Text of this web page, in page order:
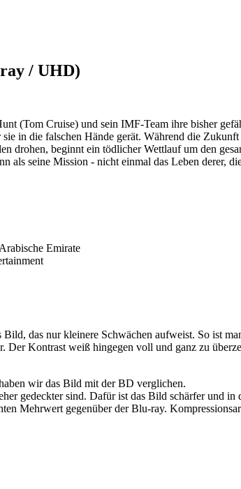
/ UHD)
(Tom Cruise) und sein IMF-Team ihre bisher
in die falschen Hände gerät. Während die
drohen, beginnt ein tödlicher Wettlauf um den
als seine Mission - nicht einmal das Leben derer,
Emirate
das nur kleinere Schwächen aufweist. So ist
Kontrast weiß hingegen voll und ganz zu
wir das Bild mit der BD verglichen.
gedeckter sind. Dafür ist das Bild schärfer und
Mehrwert gegenüber der Blu-ray.